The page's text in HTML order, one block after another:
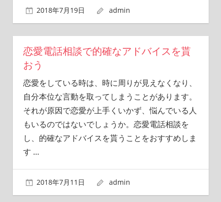
2018年7月19日 admin
恋愛電話相談で的確なアドバイスを貰
おう
恋愛をしている時は、時に周りが見えなくなり、
自分本位な言動を取ってしまうことがあります。
それが原因で恋愛が上手くいかず、悩んでいる人
もいるのではないでしょうか。恋愛電話相談を
し、的確なアドバイスを貰うことをおすすめしま
す …
2018年7月11日 admin